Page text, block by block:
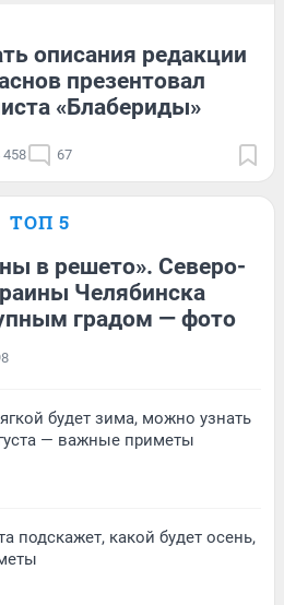
описания редакции
презентовал
«Блабериды»
458 67
ТОП 5
в решето». Северо-
Челябинска
градом — фото
будет зима, можно узнать
— важные приметы
подскажет, какой будет осень,